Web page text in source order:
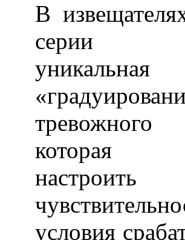
В
серии
уникальная
которая
настроить
условия